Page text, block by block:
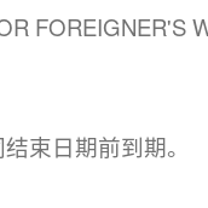
FOREIGNER'S
束日期前到期。